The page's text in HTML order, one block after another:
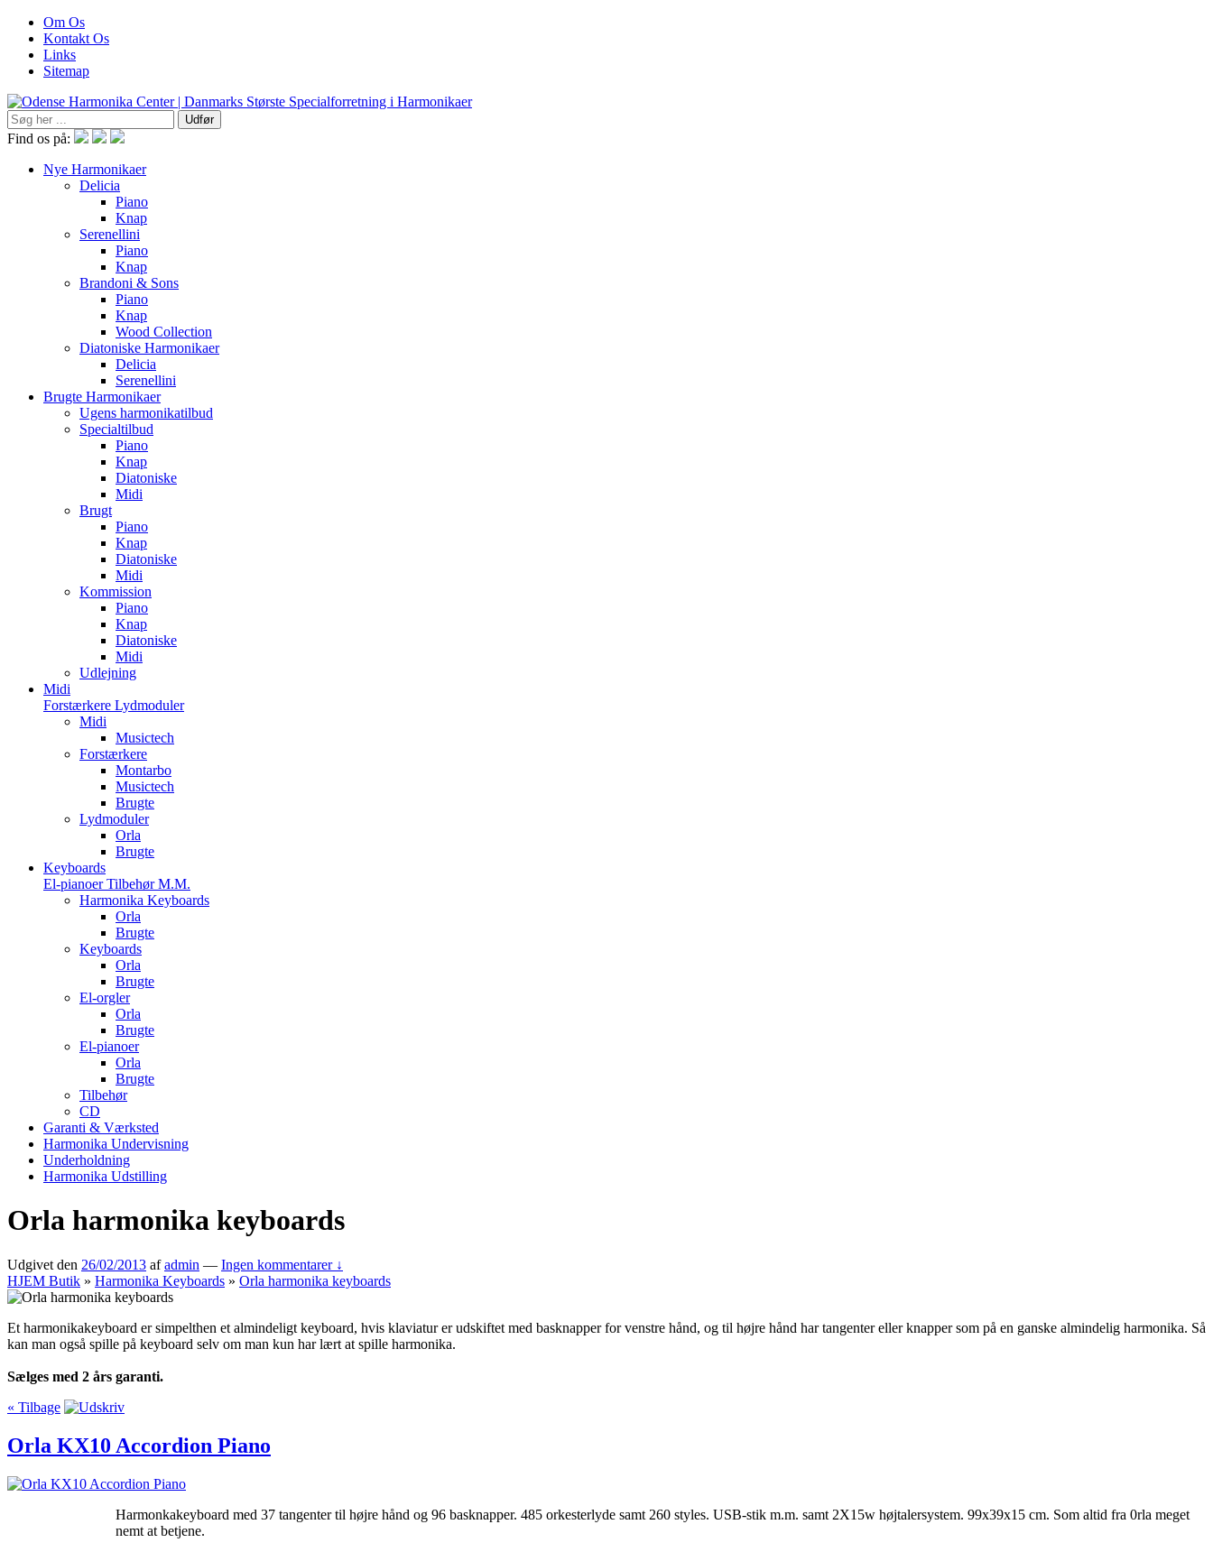
Om Os
Kontakt Os
Links
Sitemap
Find os på:
Nye Harmonikaer
Delicia
Piano
Knap
Serenellini
Piano
Knap
Brandoni & Sons
Piano
Knap
Wood Collection
Diatoniske Harmonikaer
Delicia
Serenellini
Brugte Harmonikaer
Ugens harmonikatilbud
Specialtilbud
Piano
Knap
Diatoniske
Midi
Brugt
Piano
Knap
Diatoniske
Midi
Kommission
Piano
Knap
Diatoniske
Midi
Udlejning
Midi
Forstærkere Lydmoduler
Midi
Musictech
Forstærkere
Montarbo
Musictech
Brugte
Lydmoduler
Orla
Brugte
Keyboards
El-pianoer Tilbehør M.M.
Harmonika Keyboards
Orla
Brugte
Keyboards
Orla
Brugte
El-orgler
Orla
Brugte
El-pianoer
Orla
Brugte
Tilbehør
CD
Garanti & Værksted
Harmonika Undervisning
Underholdning
Harmonika Udstilling
Orla harmonika keyboards
Udgivet den 26/02/2013 afadmin — Ingen kommentarer ↓
HJEM Butik » Harmonika Keyboards » Orla harmonika keyboards
Et harmonikakeyboard er simpelthen et almindeligt keyboard, hvis klaviatur er udskiftet med basknapper for venstre hånd, og til højre hånd har tangenter eller knapper som på en ganske almindelig harmonika. Så
kan man også spille på keyboard selv om man kun har lært at spille harmonika.
Sælges med 2 års garanti.
« Tilbage
Orla KX10 Accordion Piano
Harmonkakeyboard med 37 tangenter til højre hånd og 96 basknapper. 485 orkesterlyde samt 260 styles. USB-stik m.m. samt 2X15w højtalersystem. 99x39x15 cm. Som altid fra 0rla meget
nemt at betjene.